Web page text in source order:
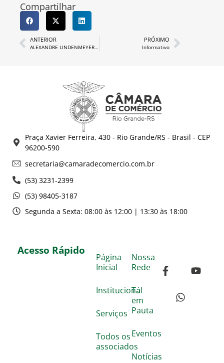
Compartilhar
ANTERIOR
ALEXANDRE LINDENMEYER, Prefeito Municipal
PRÓXIMO
Informativo
Praça Xavier Ferreira, 430 - Rio Grande/RS - Brasil - CEP
96200-590
secretaria@camaradecomercio.com.br
(53) 3231-2399
(53) 98405-3187
Segunda a Sexta: 08:00 às 12:00 | 13:30 às 18:00
Acesso Rápido
Página
Inicial
Institucional
Serviços
Todos os
associados
Nossa
Rede
Tá
em
Pauta
Eventos
Notícias